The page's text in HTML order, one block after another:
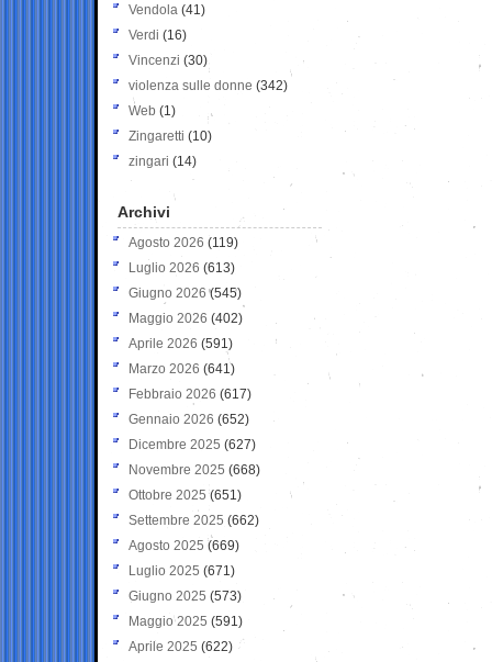
Vendola (41)
Verdi (16)
Vincenzi (30)
violenza sulle donne (342)
Web (1)
Zingaretti (10)
zingari (14)
Archivi
Agosto 2026 (119)
Luglio 2026 (613)
Giugno 2026 (545)
Maggio 2026 (402)
Aprile 2026 (591)
Marzo 2026 (641)
Febbraio 2026 (617)
Gennaio 2026 (652)
Dicembre 2025 (627)
Novembre 2025 (668)
Ottobre 2025 (651)
Settembre 2025 (662)
Agosto 2025 (669)
Luglio 2025 (671)
Giugno 2025 (573)
Maggio 2025 (591)
Aprile 2025 (622)